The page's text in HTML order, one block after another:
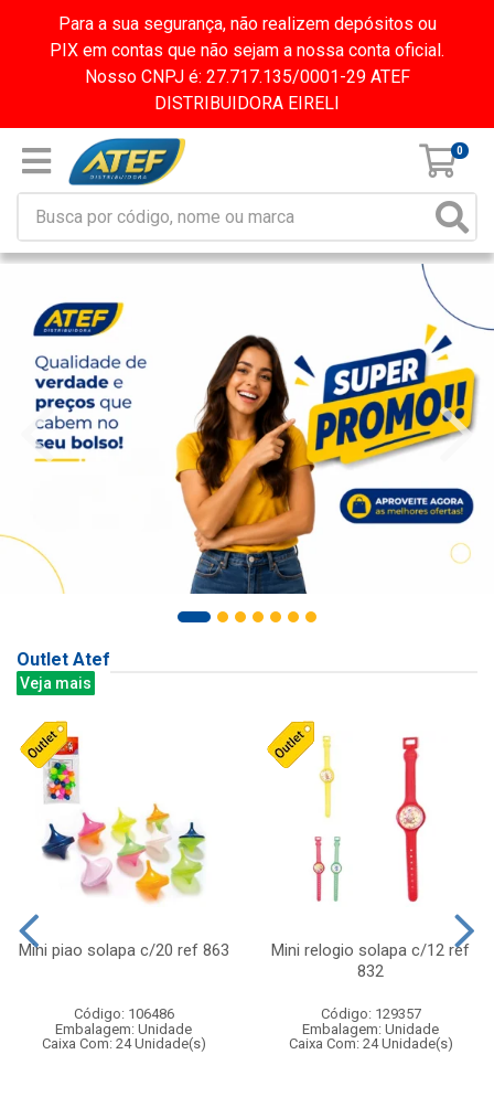
Para a sua segurança, não realizem depósitos ou
PIX em contas que não sejam a nossa conta oficial.
Nosso CNPJ é: 27.717.135/0001-29 ATEF
DISTRIBUIDORA EIRELI
0
Outlet Atef
Veja mais
Mini piao solapa c/20 ref 863
Código: 106486
Embalagem: Unidade
Caixa Com: 24 Unidade(s)
Mini relogio solapa c/12 ref
832
Código: 129357
Embalagem: Unidade
Caixa Com: 24 Unidade(s)